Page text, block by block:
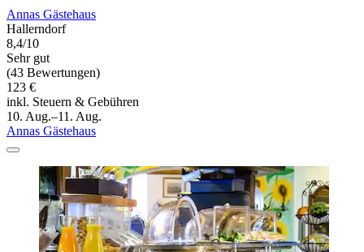
Annas Gästehaus
Hallerndorf
8,4/10
Sehr gut
(43 Bewertungen)
123 €
inkl. Steuern & Gebühren
10. Aug.–11. Aug.
Annas Gästehaus